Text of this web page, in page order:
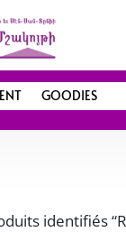
GOODIES
identifiés